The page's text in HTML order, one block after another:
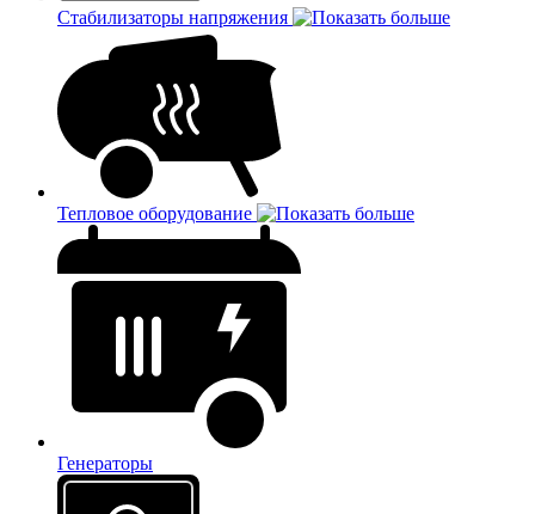
Стабилизаторы напряжения
Тепловое оборудование
Генераторы